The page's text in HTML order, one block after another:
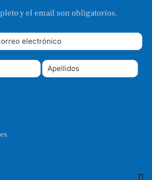
y el email son obligatorios.